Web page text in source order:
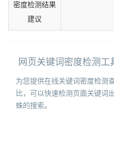
密度检测结果
建议
网页关键词密度检测工
为您提供在线关键词密度检测
比，可以快速检测页面关键词
蛛的搜索。